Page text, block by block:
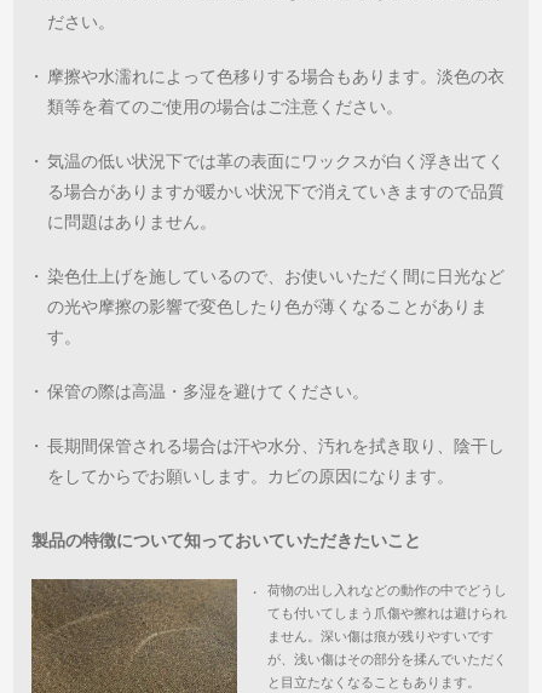
ださい。
・ 摩擦や水濡れによって色移りする場合もあります。淡色の衣
類等を着てのご使用の場合はご注意ください。
・ 気温の低い状況下では革の表面にワックスが白く浮き出てく
る場合がありますが暖かい状況下で消えていきますので品質
に問題はありません。
・ 染色仕上げを施しているので、お使いいただく間に日光など
の光や摩擦の影響で変色したり色が薄くなることがありま
す。
・ 保管の際は高温・多湿を避けてください。
・ 長期間保管される場合は汗や水分、汚れを拭き取り、陰干し
をしてからでお願いします。カビの原因になります。
製品の特徴について知っておいていただきたいこと
・
荷物の出し入れなどの動作の中でどうし
ても付いてしまう爪傷や擦れは避けられ
ません。深い傷は痕が残りやすいです
が、浅い傷はその部分を揉んでいただく
と目立たなくなることもあります。